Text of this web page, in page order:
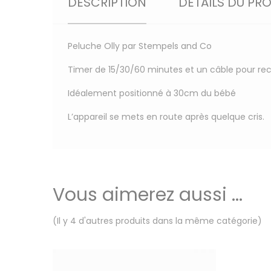
Peluche Olly par Stempels and Co
Timer de 15/30/60 minutes et un câble pour
Idéalement positionné à 30cm du bébé
L’appareil se mets en route après quelque cris.
Vous aimerez aussi ...
(Il y 4 d'autres produits dans la même catégorie)